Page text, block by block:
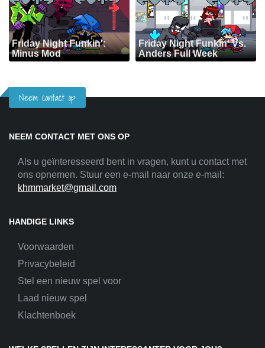
Friday Night Funkin':
Minus Mod
Friday Night Funkin' Vs.
Anders Full Week
Neem contact op
NEEM CONTACT MET ONS OP
Als u geïnteresseerd bent in vragen, kunt u contact met
ons opnemen. Stuur een e-mail naar onze e-mail:
khmmarket@gmail.com
HANDIGE LINKS
Voorwaarden
Privacybeleid
Stel een nieuw spel voor
Laad nieuw spel
Klachtenboek